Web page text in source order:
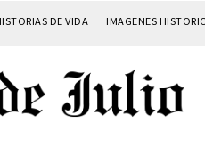
DE VIDA IMAGENES